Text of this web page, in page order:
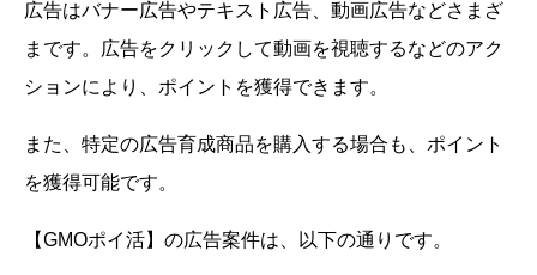
広告はバナー広告やテキスト広告、動画広告などさまざ
まです。広告をクリックして動画を視聴するなどのアク
ションにより、ポイントを獲得できます。
また、特定の広告育成商品を購入する場合も、ポイント
を獲得可能です。
【GMOポイ活】の広告案件は、以下の通りです。